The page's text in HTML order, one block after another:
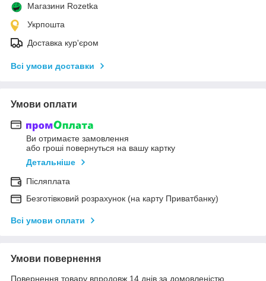
Магазини Rozetka
Укрпошта
Доставка кур'єром
Всі умови доставки
Умови оплати
Ви отримаєте замовлення
або гроші повернуться на вашу картку
Детальніше
Післяплата
Безготівковий розрахунок (на карту Приватбанку)
Всі умови оплати
Умови повернення
Повернення товару впродовж 14 днів за домовленістю